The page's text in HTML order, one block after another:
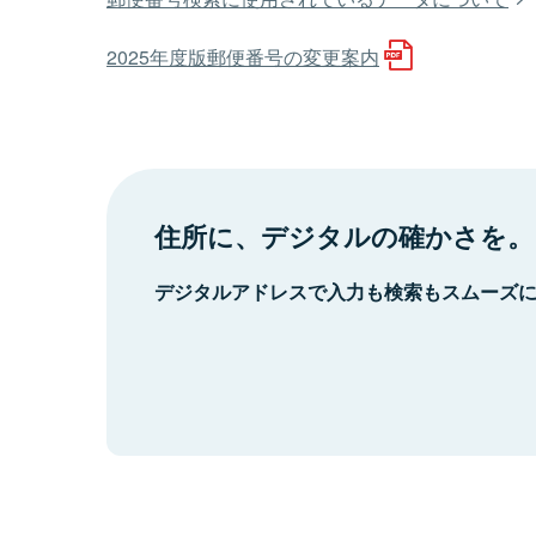
2025年度版郵便番号の変更案内
住所に、デジタルの確かさを。
デジタルアドレスで入力も検索もスムーズ